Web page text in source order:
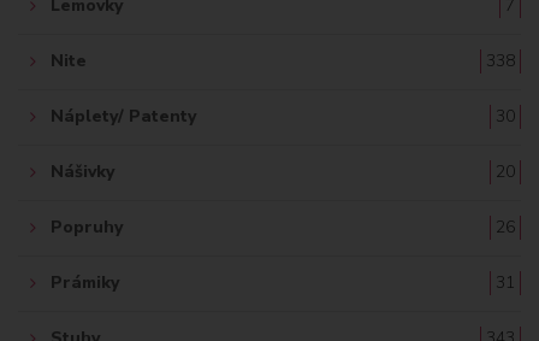
Lemovky 7
Nite 338
Náplety/ Patenty 30
Nášivky 20
Popruhy 26
Prámiky 31